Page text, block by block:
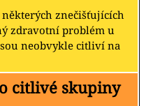
znečišťujících
zdravotní problém u
neobvykle citliví na
citlivé skupiny